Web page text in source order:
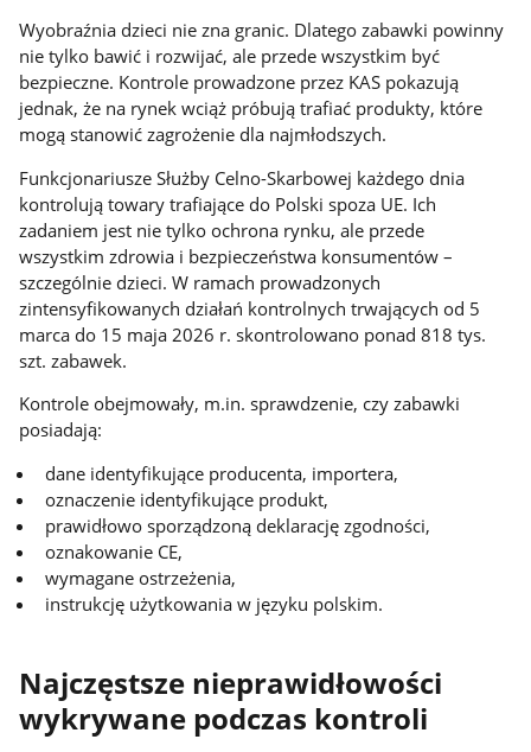
Wyobraźnia dzieci nie zna granic. Dlatego zabawki powinny
nie tylko bawić i rozwijać, ale przede wszystkim być
bezpieczne. Kontrole prowadzone przez KAS pokazują
jednak, że na rynek wciąż próbują trafiać produkty, które
mogą stanowić zagrożenie dla najmłodszych.
Funkcjonariusze Służby Celno-Skarbowej każdego dnia
kontrolują towary trafiające do Polski spoza UE. Ich
zadaniem jest nie tylko ochrona rynku, ale przede
wszystkim zdrowia i bezpieczeństwa konsumentów –
szczególnie dzieci. W ramach prowadzonych
zintensyfikowanych działań kontrolnych trwających od 5
marca do 15 maja 2026 r. skontrolowano ponad 818 tys.
szt. zabawek.
Kontrole obejmowały, m.in. sprawdzenie, czy zabawki
posiadają:
dane identyfikujące producenta, importera,
oznaczenie identyfikujące produkt,
prawidłowo sporządzoną deklarację zgodności,
oznakowanie CE,
wymagane ostrzeżenia,
instrukcję użytkowania w języku polskim.
Najczęstsze nieprawidłowości
wykrywane podczas kontroli